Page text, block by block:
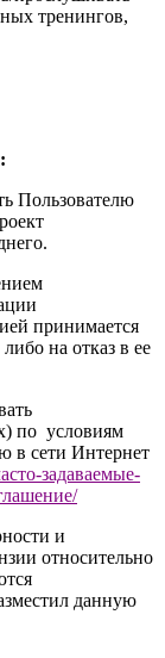
тренингов,
Пользователю
принимается
на отказ в ее
по условиям
в сети Интернет
задаваемые-
/
и
относительно
данную